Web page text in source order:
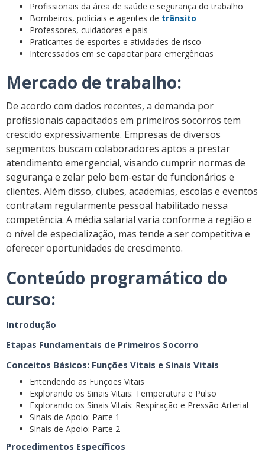
Profissionais da área de saúde e segurança do trabalho
Bombeiros, policiais e agentes de trânsito
Professores, cuidadores e pais
Praticantes de esportes e atividades de risco
Interessados em se capacitar para emergências
Mercado de trabalho:
De acordo com dados recentes, a demanda por
profissionais capacitados em primeiros socorros tem
crescido expressivamente. Empresas de diversos
segmentos buscam colaboradores aptos a prestar
atendimento emergencial, visando cumprir normas de
segurança e zelar pelo bem-estar de funcionários e
clientes. Além disso, clubes, academias, escolas e eventos
contratam regularmente pessoal habilitado nessa
competência. A média salarial varia conforme a região e
o nível de especialização, mas tende a ser competitiva e
oferecer oportunidades de crescimento.
Conteúdo programático do
curso:
Introdução
Etapas Fundamentais de Primeiros Socorro
Conceitos Básicos: Funções Vitais e Sinais Vitais
Entendendo as Funções Vitais
Explorando os Sinais Vitais: Temperatura e Pulso
Explorando os Sinais Vitais: Respiração e Pressão Arterial
Sinais de Apoio: Parte 1
Sinais de Apoio: Parte 2
Procedimentos Específicos